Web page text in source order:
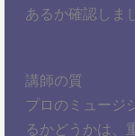
あるか確認しま
講師の質
プロのミュージ
るかどうかは、